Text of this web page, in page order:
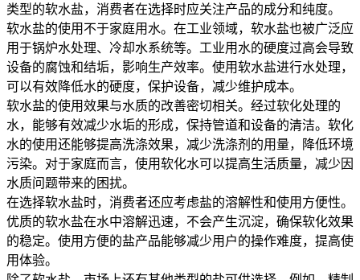
类型的软水盐，消费者在选择时应关注产品的成分和纯度。
软水盐的使用不于家庭用水。在工业领域，软水盐也被广泛应
用于锅炉水处理、冷却水系统等。工业用水的硬度过高会导致
设备的腐蚀和结垢，影响生产效率。使用软水盐进行水处理，
可以有效降低水的硬度，保护设备，减少维护成本。
软水盐的使用效果与水质的改善密切相关。经过软化处理的
水，能够有效减少水垢的形成，保持管道和设备的清洁。软化
水的使用还能够提高洗涤效果，减少洗涤剂的用量，降低环境
污染。对于家庭而言，使用软化水可以提高生活质量，减少因
水质问题带来的困扰。
在选择软水盐时，消费者还应考虑盐的溶解性和使用方便性。
优质的软水盐在水中溶解迅速，不会产生沉淀，确保软化效果
的稳定。使用方便的盐产品能够减少用户的操作难度，提高使
用体验。